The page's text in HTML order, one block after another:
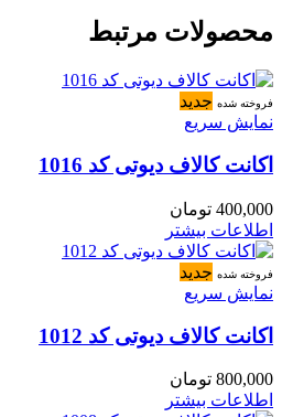
محصولات مرتبط
فروخته شده جدید
نمایش سریع
اکانت کالاف دیوتی کد 1016
400,000 تومان
اطلاعات بیشتر
فروخته شده جدید
نمایش سریع
اکانت کالاف دیوتی کد 1012
800,000 تومان
اطلاعات بیشتر